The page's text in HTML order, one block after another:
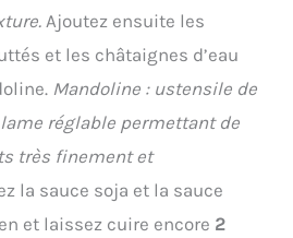
Ajoutez ensuite les
et les châtaignes d’eau
Mandoline : ustensile de
réglable permettant de
très finement et
la sauce soja et la sauce
et laissez cuire encore 2